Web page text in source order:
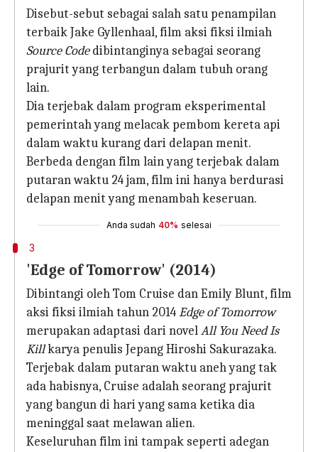
Disebut-sebut sebagai salah satu penampilan
terbaik Jake Gyllenhaal, film aksi fiksi ilmiah
Source Codedibintanginya sebagai seorang
prajurit yang terbangun dalam tubuh orang
lain.
Dia terjebak dalam program eksperimental
pemerintah yang melacak pembom kereta api
dalam waktu kurang dari delapan menit.
Berbeda dengan film lain yang terjebak dalam
putaran waktu 24 jam, film ini hanya berdurasi
delapan menit yang menambah keseruan.
Anda sudah 40% selesai
3
'Edge of Tomorrow' (2014)
Dibintangi oleh Tom Cruise dan Emily Blunt, film
aksi fiksi ilmiah tahun 2014Edge of Tomorrow
merupakan adaptasi dari novelAll You Need Is
Killkarya penulis Jepang Hiroshi Sakurazaka.
Terjebak dalam putaran waktu aneh yang tak
ada habisnya, Cruise adalah seorang prajurit
yang bangun di hari yang sama ketika dia
meninggal saat melawan alien.
Keseluruhan film ini tampak seperti adegan